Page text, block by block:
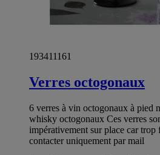
193411161
Verres octogonaux
6 verres à vin octogonaux à pied
whisky octogonaux Ces verres
impérativement sur place car
contacter uniquement par mail